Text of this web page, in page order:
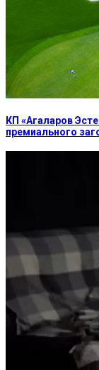
КП «Агаларов
премиального